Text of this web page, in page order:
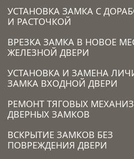
УСТАНОВКА ЗАМКА C
И РАСТОЧКОЙ
ВРЕЗКА ЗАМКА В НОВОЕ
ЖЕЛЕЗНОЙ ДВЕРИ
УСТАНОВКА И ЗАМЕНА
ЗАМКА ВХОДНОЙ ДВЕРИ
РЕМОНТ ТЯГОВЫХ
ДВЕРНЫХ ЗАМКОВ
ВСКРЫТИЕ ЗАМКОВ БЕЗ
ПОВРЕЖДЕНИЯ ДВЕРИ